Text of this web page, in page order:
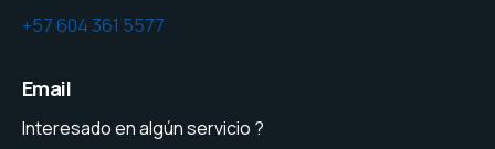
+57 604 361 5577
Email
Interesado en algún servicio ?